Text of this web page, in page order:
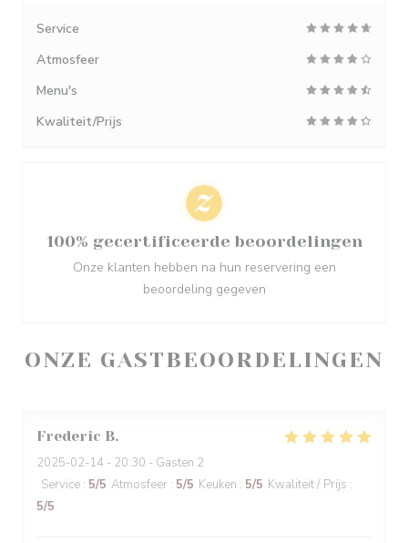
ONZE GASTBEOORDELINGEN
Frederic B
2025-02-14 - 20:30 - Gasten 2
Service : 5/5 Atmosfeer : 5/5 Keuken : 5/5 Kwaliteit / Prijs :
5/5
Service
Atmosfeer
Menu's
Kwaliteit/Prijs
100% gecertificeerde beoordelingen
Onze klanten hebben na hun reservering een
beoordeling gegeven